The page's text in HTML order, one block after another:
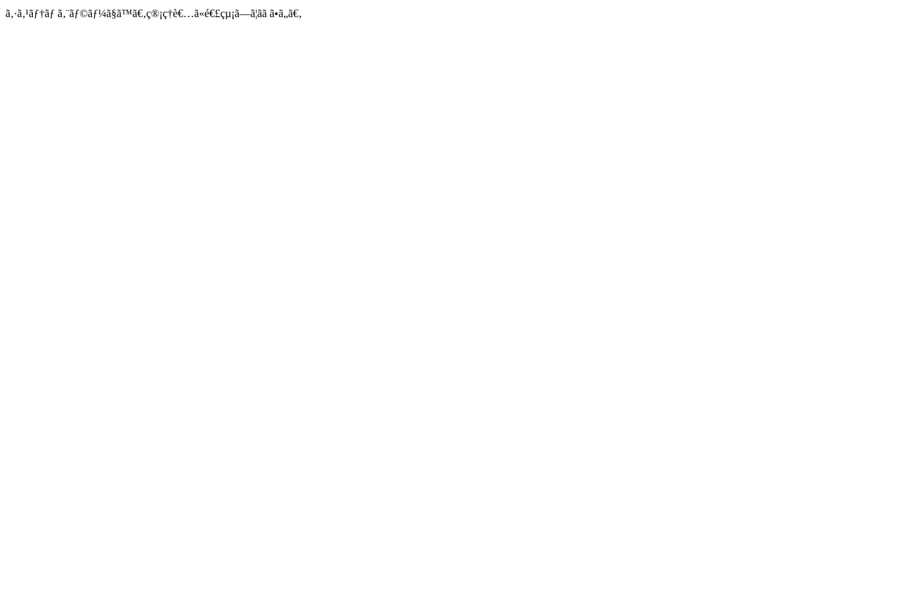
ã‚·ã‚¹ãƒ†ãƒ ã‚¨ãƒ©ãƒ¼ã§ã™ã€‚ç®¡ç†è€…ã«é€£çµ¡ã—ã¦ãã ã•ã„ã€‚